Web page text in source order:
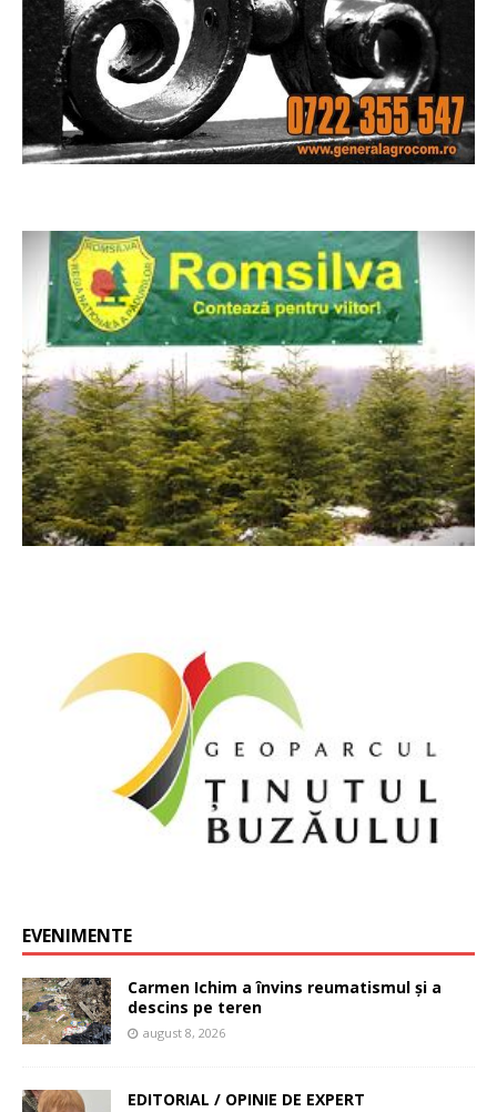
EVENIMENTE
Carmen Ichim a învins reumatismul și a
descins pe teren
august 8, 2026
EDITORIAL / OPINIE DE EXPERT